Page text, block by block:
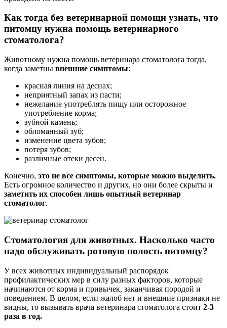
Как тогда без ветеринарной помощи узнать, что
питомцу нужна помощь ветеринарного
стоматолога?
Животному нужна помощь ветеринара стоматолога тогда,
когда заметны внешние симптомы:
красная линия на деснах;
неприятный запах из пасти;
нежелание употреблять пищу или осторожное
употребление корма;
зубной камень;
обломанный зуб;
изменение цвета зубов;
потеря зубов;
различные отеки десен.
Конечно, это не все симптомы, которые можно выделить.
Есть огромное количество и других, но они более скрыты и
заметить их способен лишь опытный ветеринар
стоматолог.
Стоматология для животных. Насколько часто
надо обслуживать ротовую полость питомцу?
У всех животных индивидуальный распорядок
профилактических мер в силу разных факторов, которые
начинаются от корма и привычек, заканчивая породой и
поведением. В целом, если жалоб нет и внешние признаки не
видны, то вызывать врача ветеринара стоматолога стоит 2-3
раза в год.